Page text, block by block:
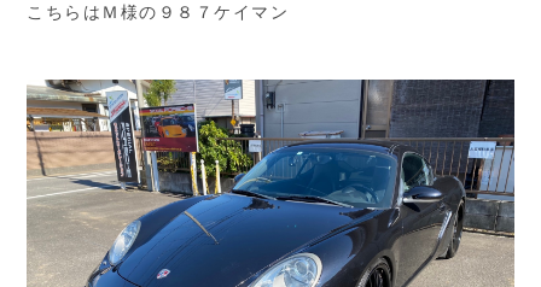
こちらはＭ様の９８７ケイマン